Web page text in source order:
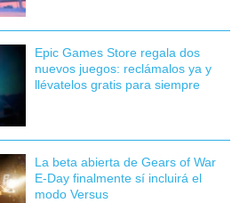
Epic Games Store regala dos
nuevos juegos: reclámalos ya y
llévatelos gratis para siempre
La beta abierta de Gears of War
E-Day finalmente sí incluirá el
modo Versus